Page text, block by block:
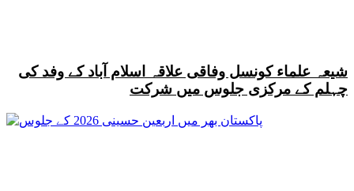
شیعہ علماء کونسل وفاقی علاقہ اسلام آباد کے وفد کی
چہلم کے مرکزی جلوس میں شرکت